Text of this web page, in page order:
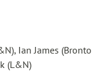
Ian James (Bronto
(L&N)